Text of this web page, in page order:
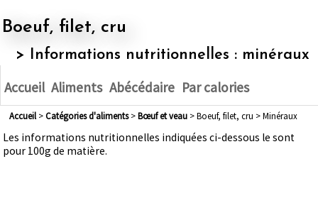
Boeuf, filet, cru
> Informations nutritionnelles : minéraux
Accueil Aliments Abécédaire Par calories
Accueil> Catégories d'aliments> bœuf et veau> Boeuf, filet, cru > Minéraux
Les informations nutritionnelles indiquées ci-dessous le sont
pour 100g de matière.